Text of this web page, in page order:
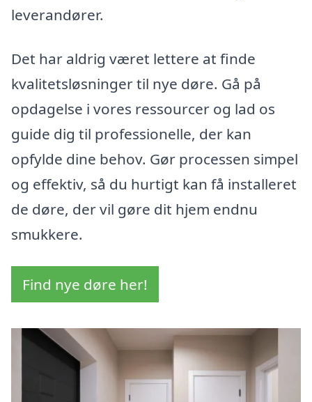
leverandører.
Det har aldrig været lettere at finde
kvalitetsløsninger til nye døre. Gå på
opdagelse i vores ressourcer og lad os
guide dig til professionelle, der kan
opfylde dine behov. Gør processen simpel
og effektiv, så du hurtigt kan få installeret
de døre, der vil gøre dit hjem endnu
smukkere.
Find nye døre her!